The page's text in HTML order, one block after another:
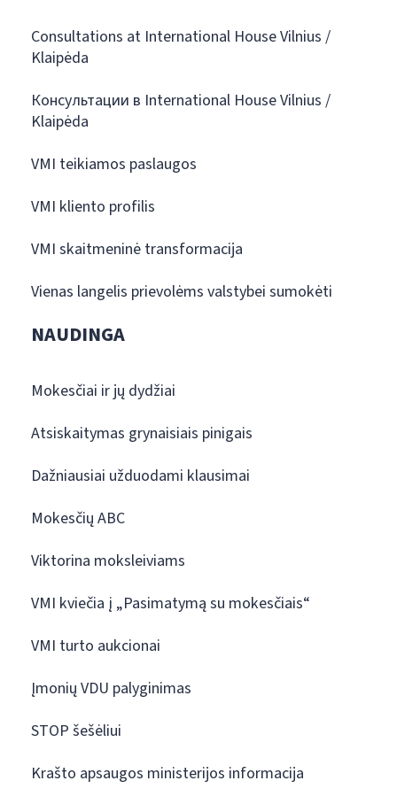
Consultations at International House Vilnius /
Klaipėda
Консультации в International House Vilnius /
Klaipėda
VMI teikiamos paslaugos
VMI kliento profilis
VMI skaitmeninė transformacija
Vienas langelis prievolėms valstybei sumokėti
NAUDINGA
Mokesčiai ir jų dydžiai
Atsiskaitymas grynaisiais pinigais
Dažniausiai užduodami klausimai
Mokesčių ABC
Viktorina moksleiviams
VMI kviečia į „Pasimatymą su mokesčiais“
VMI turto aukcionai
Įmonių VDU palyginimas
STOP šešėliui
Krašto apsaugos ministerijos informacija